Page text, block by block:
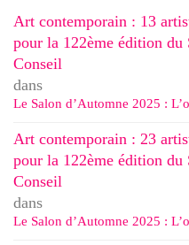
Art contemporain : 13
pour la 122ème édition
Conseil
dans
Le Salon d’Automne 2025 :
Art contemporain : 23
pour la 122ème édition
Conseil
dans
Le Salon d’Automne 2025 :